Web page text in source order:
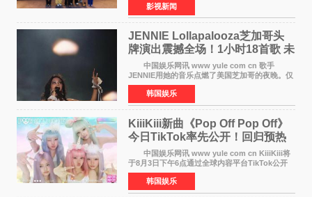
近距离趣味互动，畅聊创作细节与名场面，一路
笑声不断。影片讲
影视新闻
JENNIE Lollapalooza芝加哥头
牌演出震撼全场！1小时18首歌 未
发行新曲首度公开
中国娱乐网讯 www yule com cn 歌手
JENNIE用她的音乐点燃了美国芝加哥的夜晚。仅
需1小时，就足以证明K-pop女性solo艺人首次登
上Lollapalooza这一头衔的分量。她向世人展示
了为何自己能作为世
韩国娱乐
KiiiKiii新曲《Pop Off Pop Off》
今日TikTok率先公开！回归预热
全面启动
中国娱乐网讯 www yule com cn KiiiKiii将
于8月3日下午6点通过全球内容平台TikTok公开
将于10日发行的迷你三辑《WhyKiiiKiii》主打歌
〈Pop Off Pop Off〉的挑战视频，率先公开部分
音源和亮
韩国娱乐